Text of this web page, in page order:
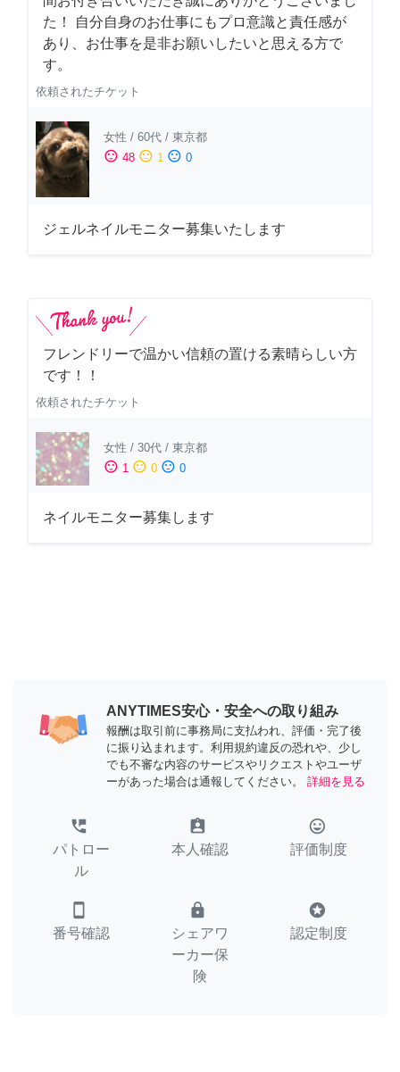
た！ 自分自身のお仕事にもプロ意識と責任感が
あり、お仕事を是非お願いしたいと思える方で
す。
依頼されたチケット
女性 / 60代 / 東京都
sentiment_satisfied 48 sentiment_neutral 1 sentiment_dissatisfied 0
ジェルネイルモニター募集いたします
フレンドリーで温かい信頼の置ける素晴らしい方
です！！
依頼されたチケット
女性 / 30代 / 東京都
sentiment_satisfied 1 sentiment_neutral 0 sentiment_dissatisfied 0
ネイルモニター募集します
ANYTIMES安心・安全への取り組み
報酬は取引前に事務局に支払われ、評価・完了後
に振り込まれます。利用規約違反の恐れや、少し
でも不審な内容のサービスやリクエストやユーザ
ーがあった場合は通報してください。
詳細を見る
perm_phone_msg
パトロー
ル
assignment_ind
本人確認
tag_faces
評価制度
smartphone
番号確認
lock
シェアワ
ーカー保
険
stars
認定制度